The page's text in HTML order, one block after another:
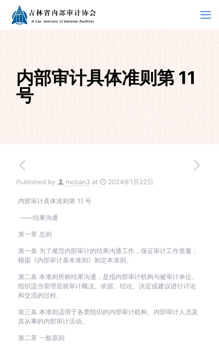
内部审计具体准则第 11
号
Published by moban3 at 2024年1月22日
内部审计具体准则第 11 号
——结果沟通
第一章 总则
第一条 为了规范内部审计的结果沟通工作，保证审计工作质量，
根据《内部审计基本准则》制定本准则。
第二条 本准则所称结果沟通，是指内部审计机构与被审计单位、
组织适当管理层就审计概况、依据、结论、决定或建议进行讨论
和交流的过程。
第三条 本准则适用于各类组织的内部审计机构、内部审计人员及
其从事的内部审计活动。
第二章 一般原则